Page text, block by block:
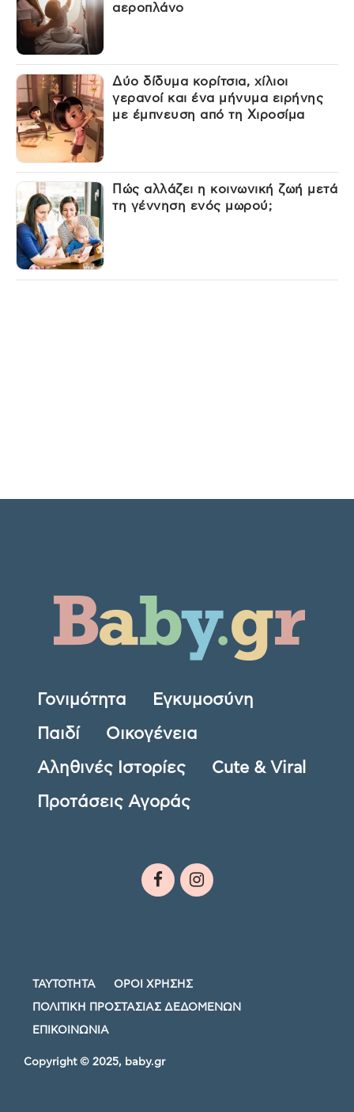
αεροπλάνο
Δύο δίδυμα κορίτσια, χίλιοι
γερανοί και ένα μήνυμα ειρήνης
με έμπνευση από τη Χιροσίμα
Πώς αλλάζει η κοινωνική ζωή μετά
τη γέννηση ενός μωρού;
Γονιμότητα Εγκυμοσύνη
Παιδί Οικογένεια
Αληθινές Ιστορίες Cute & Viral
Προτάσεις Αγοράς
ΤΑΥΤΟΤΗΤΑ ΟΡΟΙ ΧΡΗΣΗΣ
ΠΟΛΙΤΙΚΗ ΠΡΟΣΤΑΣΙΑΣ ΔΕΔΟΜΕΝΩΝ
ΕΠΙΚΟΙΝΩΝΙΑ
Copyright © 2025, baby.gr